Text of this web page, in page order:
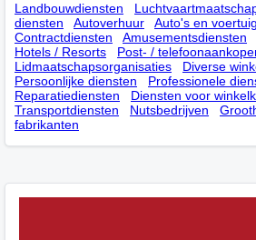
Landbouwdiensten
diensten
Autoverhuur Auto's en
Contractdiensten
Amusementsdiensten
Hotels / Resorts
Post- /
Lidmaatschapsorganisaties
Diverse
Persoonlijke diensten
Professionele
Reparatiediensten
Diensten voor
Transportdiensten
Nutsbedrijven
fabrikanten